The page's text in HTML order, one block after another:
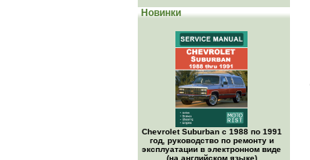
Новинки
Chevrolet Suburban с 1988 по 1991
год, руководство по ремонту и
эксплуатации в электронном виде
(на английском языке)